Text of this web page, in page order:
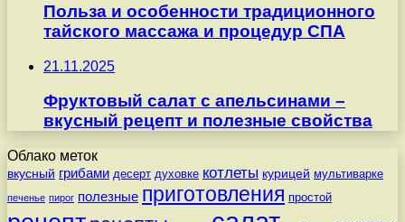
Польза и особенности традиционного
тайского массажа и процедур СПА
21.11.2025
Фруктовый салат с апельсинами –
вкусный рецепт и полезные свойства
Облако меток
вкусный грибами десерт духовке котлеты курицей мультиварке
печенье пирог полезные приготовления простой